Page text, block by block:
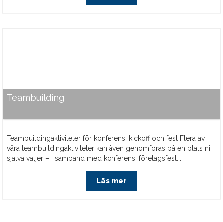
Teambuilding
Teambuildingaktiviteter för konferens, kickoff och fest Flera av
våra teambuildingaktiviteter kan även genomföras på en plats ni
själva väljer – i samband med konferens, företagsfest...
Läs mer